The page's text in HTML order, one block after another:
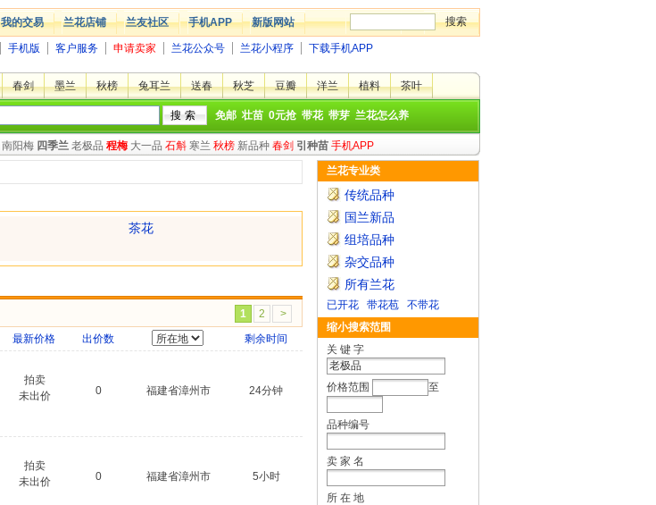
我的交易 兰花店铺 兰友社区 手机APP 新版网站
手机版 客户服务 申请卖家 兰花公众号 兰花小程序 下载手机APP
春剑 墨兰 秋榜 兔耳兰 送春 秋芝 豆瓣 洋兰 植料 茶叶
免邮 壮苗 0元抢 带花 带芽 兰花怎么养
南阳梅 四季兰 老极品 程梅 大一品 石斛 寒兰 秋榜 新品种 春剑 引种苗 手机APP
兰花专业类
传统品种
国兰新品
组培品种
杂交品种
所有兰花
已开花 带花苞
不带花
缩小搜索范围
关 键 字
价格范围 至
品种编号
卖 家 名
所 在 地
茶花
1 2
>
最新价格 出价数 剩余时间
拍卖
未出价
0 福建省漳州市 24分钟
拍卖
未出价
0 福建省漳州市 5小时